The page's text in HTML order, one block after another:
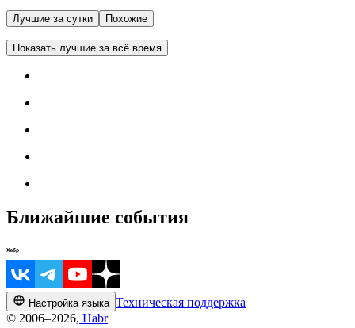
Лучшие за сутки Похожие
Показать лучшие за всё время
Ближайшие события
Настройка языка Техническая поддержка
© 2006–2026, Habr